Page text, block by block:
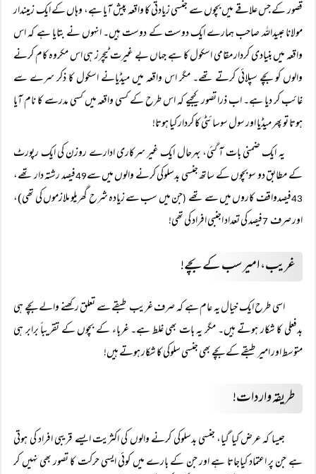
قصور کے جس علاقے میں بچوں سے جنسی زیادتی کا واقعہ پیش آیا ہے، وہاں کے ایک زمیندار
مولانا عبیداللہ صاحب ہمارے ایک دوست کے دوست ہیں۔ انہوں نے بتایا ہے کہ اس
واقعہ میں بنیادی کردار مقامی اسکول کا ہے جہاں بے غیرت ٹیچرز ہی اس مکروہ کام کرنے
والوں کو بچے سپلائی کرتے تھے۔ مگر اس واقعہ میں میڈیانے اسکول کا ذکر سرے سے
غائب کر دیا ہے۔ اب ذرا تصور کیجیے کہ اس طرح کے کسی واقعہ میں کسی مدرسے کا نام آیا
ہوتا تو پھر میڈیا اور سول سوسائٹی کا کردار کیا ہوتا!
یہ ایک ضمنی بات آ گئی، بہرحال ایک غیر سرکاری ادارے روزن کی ایک رپورٹ
کے مطابق دو سو بچوں کے ساتھ جنسی بدسلوکی کرنے والوں میں سے49فیصد رشتہ دار تھے،
43فیصدواقف کاروں میں سے تھے (جن میں سب سے زیادہ شرح گھریلو ملازموں کی تھی)،
اور صرف فیصد کی تعداد اجنبی افراد کی تھی!
غریب، امیر سب کے بچے!
اسی طرح ایک خیال یہ عام ہے کہ صرف غریب طبقے سے تعلق رکھنے والے بچے ہی
بدفعلی کا شکار ہوتے ہیں۔ مگر یہ بات بھی غلط ہے۔ غرباء کے بچوں کے تقریباً برابر ہی
متوسط اور امیر طبقے کے بچے بھی جنسی سلوکی کا شکار ہوتے ہیں!
طریقہ واردات!
جیسا کہ عرض کیا گیا، جنسی بدسلوکی کرنے والوں کی اکثریت ایسے قریبی افراد کی ہوتی
ہے جن پر اعتماد کیاجاتا ہے اور جن کے بارے میں کوئی ایسی حرکت کا تصور بھی نہیں کر